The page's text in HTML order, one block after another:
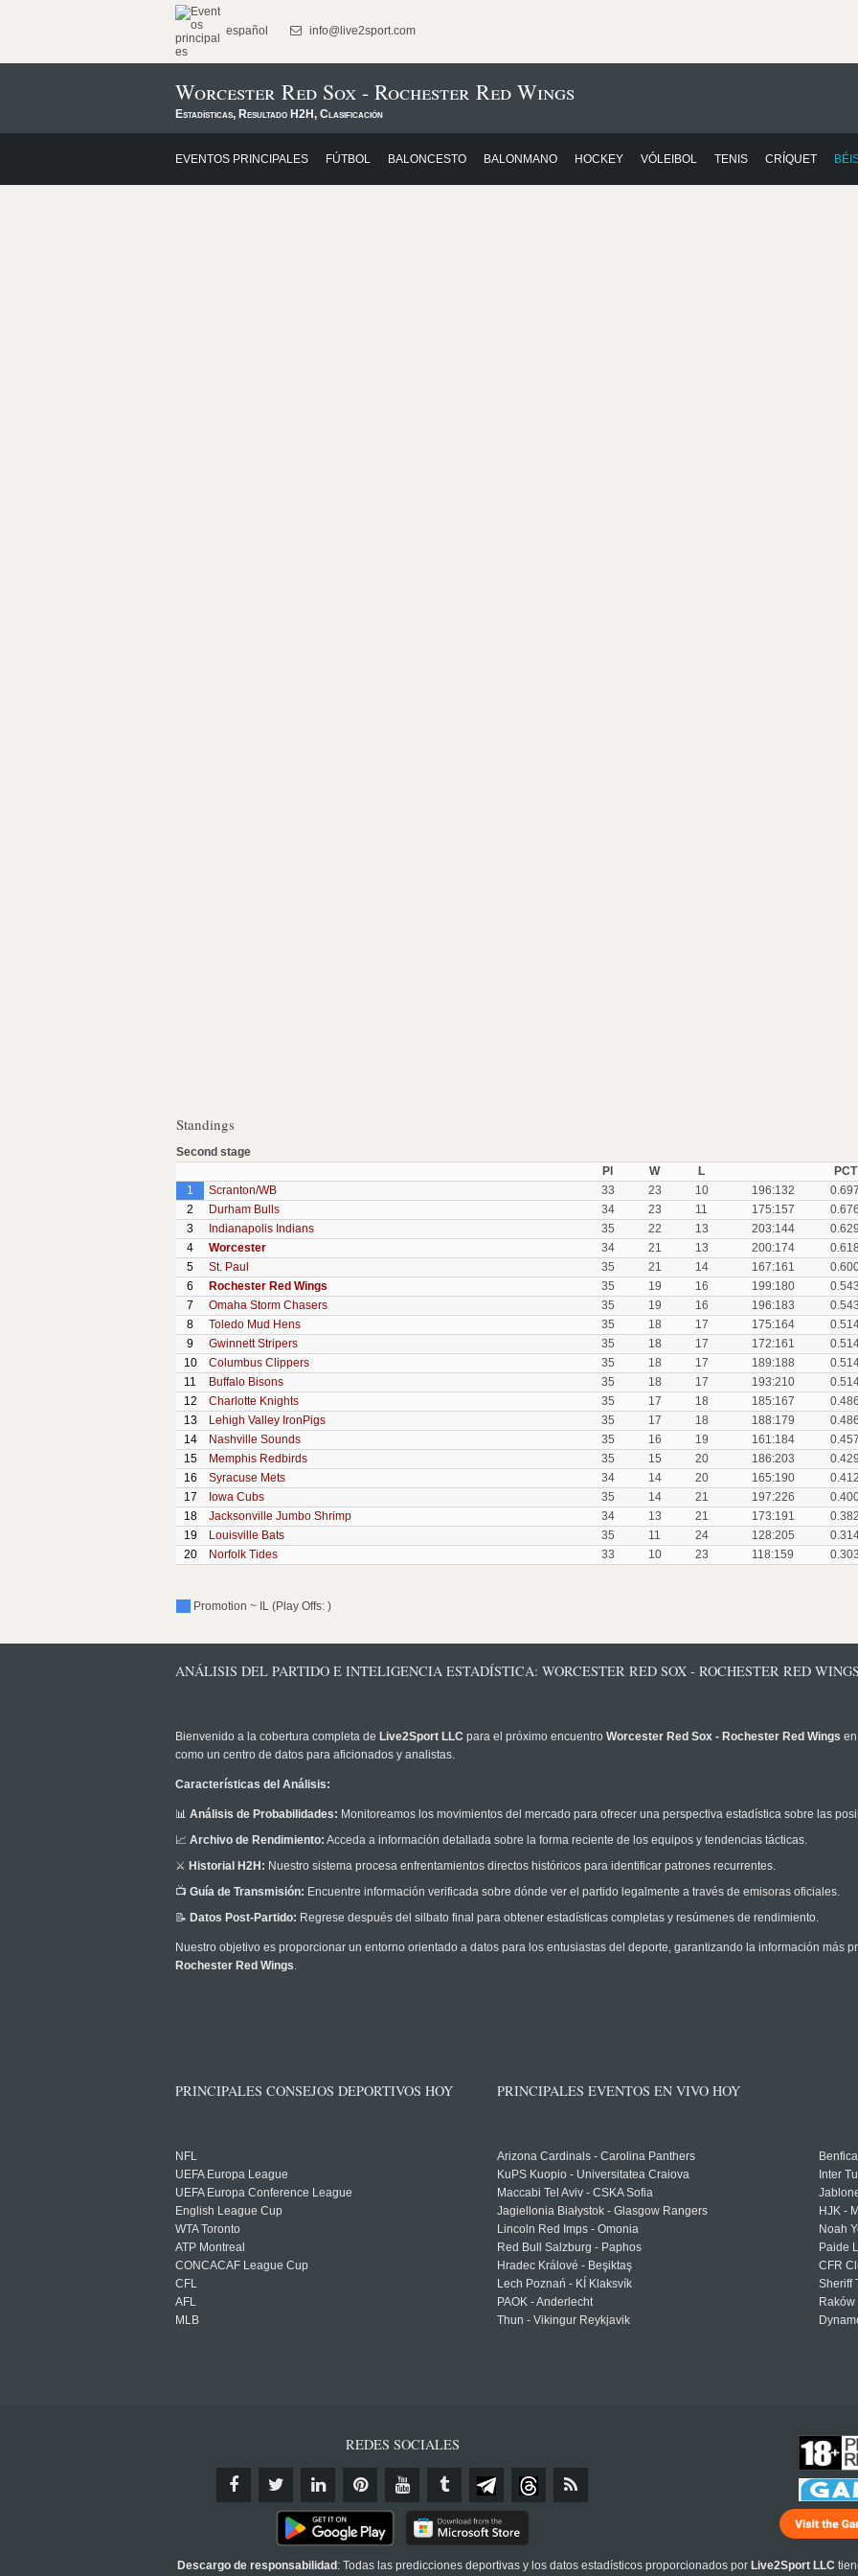
español info@live2sport.com
Worcester Red Sox - Rochester Red Wings
Estadísticas, Resultado H2H, Clasificación
EVENTOS PRINCIPALES FÚTBOL BALONCESTO BALONMANO HOCKEY VÓLEIBOL TENIS CRÍQUET
Standings
Second stage
Pl
W L
PCT
1
Scranton/WB 33 23 10 196:132
0.697
2
Durham Bulls 34 23 11 175:157
0.676
3
Indianapolis Indians 35 22 13 203:144
0.629
4
Worcester 34 21 13 200:174
0.618
5
St. Paul 35 21 14 167:161
6
Rochester Red Wings 35 19 16 199:180
0.543
7
Omaha Storm Chasers 35 19 16 196:183
0.543
8
Toledo Mud Hens 35 18 17 175:164
9
Gwinnett Stripers 35 18 17 172:161
10
Columbus Clippers 35 18 17 189:188
11
Buffalo Bisons 35 18 17 193:210
12
Charlotte Knights 35 17 18 185:167
0.486
13
Lehigh Valley IronPigs 35 17 18 188:179
0.486
14
Nashville Sounds 35 16 19 161:184
0.457
15
Memphis Redbirds 35 15 20 186:203
0.429
16
Syracuse Mets 34 14 20 165:190
0.412
17
Iowa Cubs 35 14 21 197:226
18
Jacksonville Jumbo Shrimp 34 13 21 173:191
0.382
19
Louisville Bats 35 11 24 128:205
20
Norfolk Tides 33 10 23 118:159 0.303
Promotion ~ IL (Play Offs: )
ANÁLISIS DEL PARTIDO E INTELIGENCIA ESTADÍSTICA: WORCESTER RED SOX - ROCHESTER RED WINGS
Bienvenido a la cobertura completa de Live2Sport LLC para el próximo encuentro Worcester Red Sox - Rochester Red Wings
como un centro de datos para aficionados y analistas.
Características del Análisis:
📊 Análisis de Probabilidades: Monitoreamos los movimientos del mercado para ofrecer una perspectiva estadística sobre las
📈 Archivo de Rendimiento: Acceda a información detallada sobre la forma reciente de los equipos y tendencias tácticas.
⚔️ Historial H2H: Nuestro sistema procesa enfrentamientos directos históricos para identificar patrones recurrentes.
📺 Guía de Transmisión: Encuentre información verificada sobre dónde ver el partido legalmente a través de emisoras oficiales.
📝 Datos Post-Partido: Regrese después del silbato final para obtener estadísticas completas y resúmenes de rendimiento.
Nuestro objetivo es proporcionar un entorno orientado a datos para los entusiastas del deporte, garantizando la información más
Rochester Red Wings.
PRINCIPALES CONSEJOS DEPORTIVOS HOY
NFL
UEFA Europa League
UEFA Europa Conference League
English League Cup
WTA Toronto
ATP Montreal
CONCACAF League Cup
CFL
AFL
MLB
PRINCIPALES EVENTOS EN VIVO HOY
Arizona Cardinals - Carolina Panthers
KuPS Kuopio - Universitatea Craiova
Maccabi Tel Aviv - CSKA Sofia
Jagiellonia Białystok - Glasgow Rangers
Lincoln Red Imps - Omonia
Red Bull Salzburg - Paphos
Hradec Králové - Beşiktaş
Lech Poznań - KÍ Klaksvík
PAOK - Anderlecht
Thun - Vikingur Reykjavik
Inter
HJK -
Noah
Paide
CFR
Sheriff
REDES SOCIALES
Descargo de responsabilidad : Todas las predicciones deportivas y los datos estadísticos proporcionados por Live2Sport LLC